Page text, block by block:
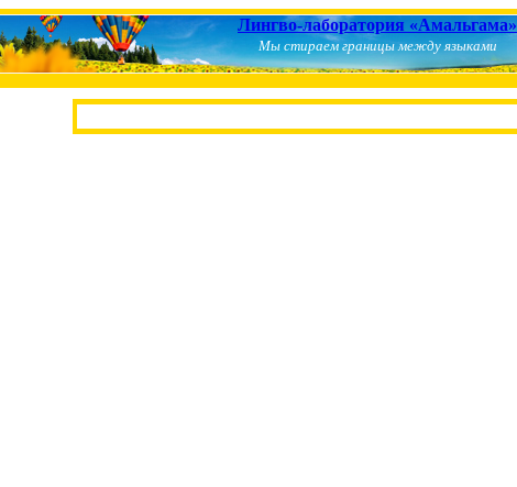
Лингво-лаборатория «Амальгама»
Мы стираем границы между языками